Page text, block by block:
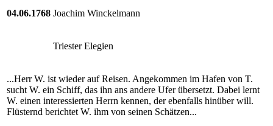
04.06.1768 Joachim Winckelmann
Triester Elegien
...Herr W. ist wieder auf Reisen. Angekommen im Hafen von T.
sucht W. ein Schiff, das ihn ans andere Ufer übersetzt. Dabei lernt
W. einen interessierten Herrn kennen, der ebenfalls hinüber will.
Flüsternd berichtet W. ihm von seinen Schätzen...